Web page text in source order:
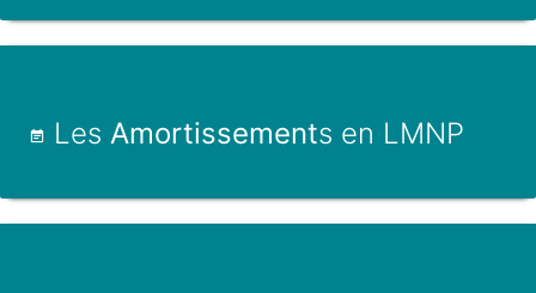
Les Amortissements en LMNP